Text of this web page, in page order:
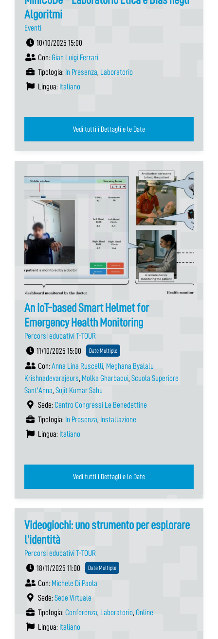
Algoritmi
Eventi
10/10/2025 15:00
Con: Gian Luigi Ferrari
Tipologia: In Presenza, Laboratorio
Lingua: Italiano
Vedi tutti i Dettagli e le Date
An IoT-based Smart Helmet for
Emergency Health Monitoring
Percorsi educativi T-TOUR
11/10/2025 15:00
Date Multiple
Con: Anna Lina Ruscelli, Meghana Byalalu
Krishnadevarajeurs, Molka Gharbaoui, Scuola Superiore
Sant'Anna, Sujit Kumar Sahu
Sede: Centro Congressi Le Benedettine
Tipologia: In Presenza, Installazione
Lingua: Italiano
Vedi tutti i Dettagli e le Date
Videogiochi: uno strumento per esplorare
l’identità
Percorsi educativi T-TOUR
18/11/2025 11:00
Date Multiple
Con: Michele Di Paola
Sede: Sede Virtuale
Tipologia: Conferenza, Laboratorio, Online
Lingua: Italiano